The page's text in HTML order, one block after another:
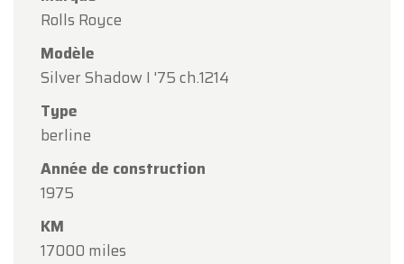
Rolls Royce
Modèle
Silver Shadow I '75 ch.1214
Type
berline
Année de construction
1975
KM
17000 miles
Oldtimerfarm
Chers clients,
l'occasion de l'Assomption.